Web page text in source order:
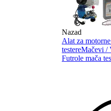
Nazad
Alat za
testereMačevi /
Futrole mača